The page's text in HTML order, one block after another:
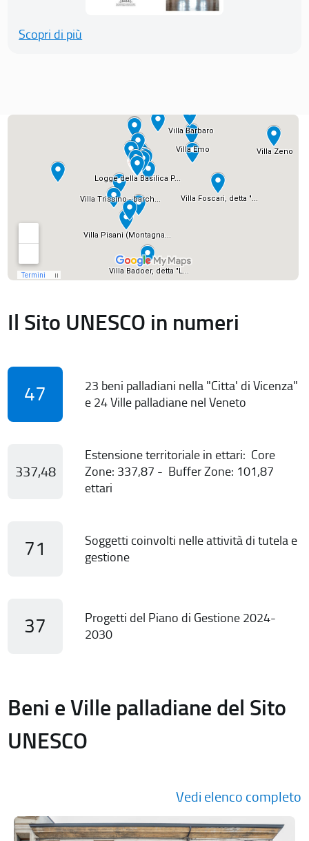
Scopri di più
Il Sito UNESCO in numeri
47
23 beni palladiani nella "Citta' di Vicenza"
e 24 Ville palladiane nel Veneto
337,48
Estensione territoriale in ettari: Core
Zone: 337,87 - Buffer Zone: 101,87
ettari
71
Soggetti coinvolti nelle attività di tutela e
gestione
37
Progetti del Piano di Gestione 2024-
2030
Beni e Ville palladiane del Sito
UNESCO
Vedi elenco completo